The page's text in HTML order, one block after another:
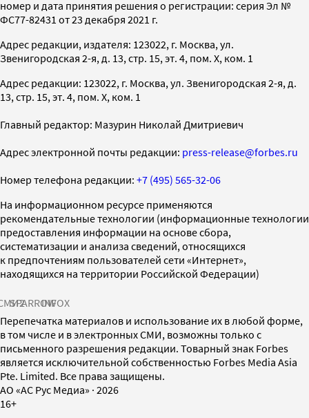
номер и дата принятия решения о регистрации: серия Эл №
ФС77-82431 от 23 декабря 2021 г.
Адрес редакции, издателя: 123022, г. Москва, ул.
Звенигородская 2-я, д. 13, стр. 15, эт. 4, пом. X, ком. 1
Адрес редакции: 123022, г. Москва, ул. Звенигородская 2-я, д.
13, стр. 15, эт. 4, пом. X, ком. 1
Главный редактор: Мазурин Николай Дмитриевич
Адрес электронной почты редакции: press-release@forbes.ru
Номер телефона редакции: +7 (495) 565-32-06
На информационном ресурсе применяются
рекомендательные технологии (информационные технологии
предоставления информации на основе сбора,
систематизации и анализа сведений, относящихся
к предпочтениям пользователей сети «Интернет»,
находящихся на территории Российской Федерации)
SPARROWINFOX
Перепечатка материалов и использование их в любой форме,
в том числе и в электронных СМИ, возможны только с
письменного разрешения редакции. Товарный знак Forbes
является исключительной собственностью Forbes Media Asia
Pte. Limited. Все права защищены.
AO «АС Рус Медиа» · 2026
16+